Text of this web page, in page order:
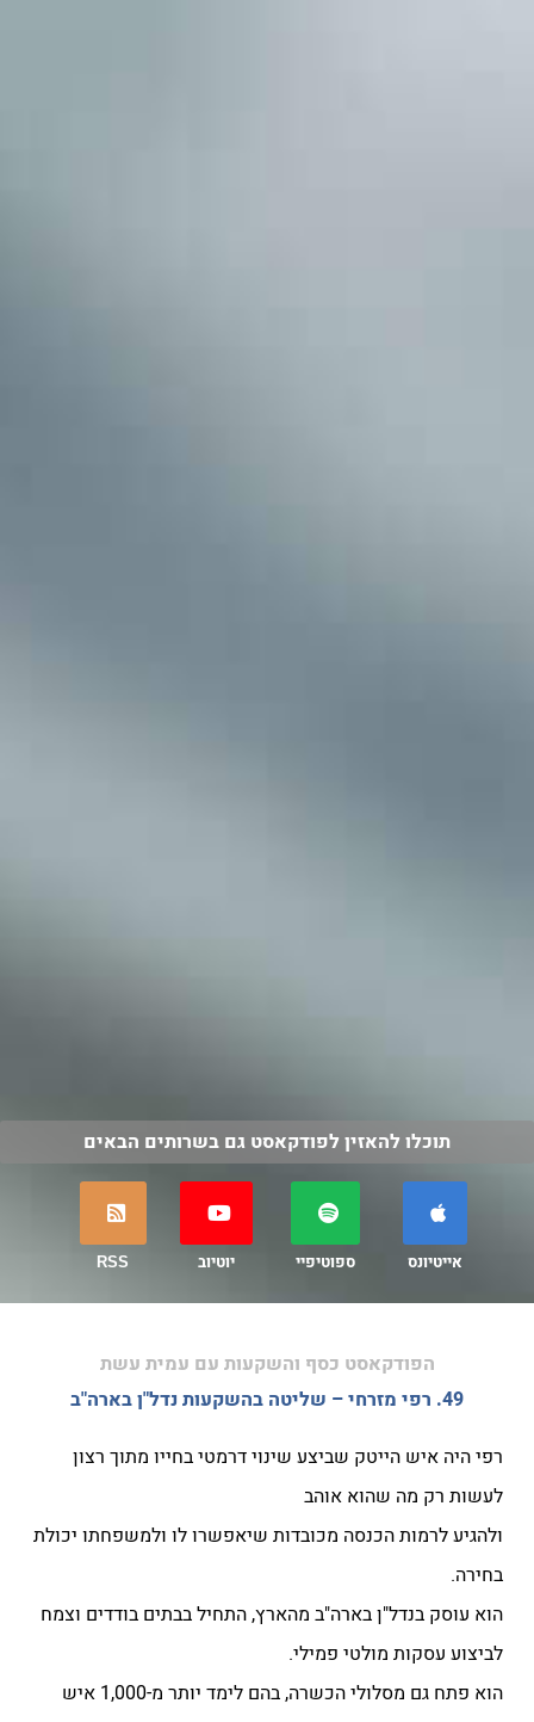
תוכלו להאזין לפודקאסט גם בשרותים הבאים
אייטיונס ספוטיפיי יוטיוב RSS
הפודקאסט כסף והשקעות עם עמית עשת
49. רפי מזרחי – שליטה בהשקעות נדל"ן בארה"ב
רפי היה איש הייטק שביצע שינוי דרמטי בחייו מתוך רצון
לעשות רק מה שהוא אוהב
ולהגיע לרמות הכנסה מכובדות שיאפשרו לו ולמשפחתו יכולת
בחירה.
הוא עוסק בנדל"ן בארה"ב מהארץ, התחיל בבתים בודדים וצמח
לביצוע עסקות מולטי פמילי.
הוא פתח גם מסלולי הכשרה, בהם לימד יותר מ-1,000 איש